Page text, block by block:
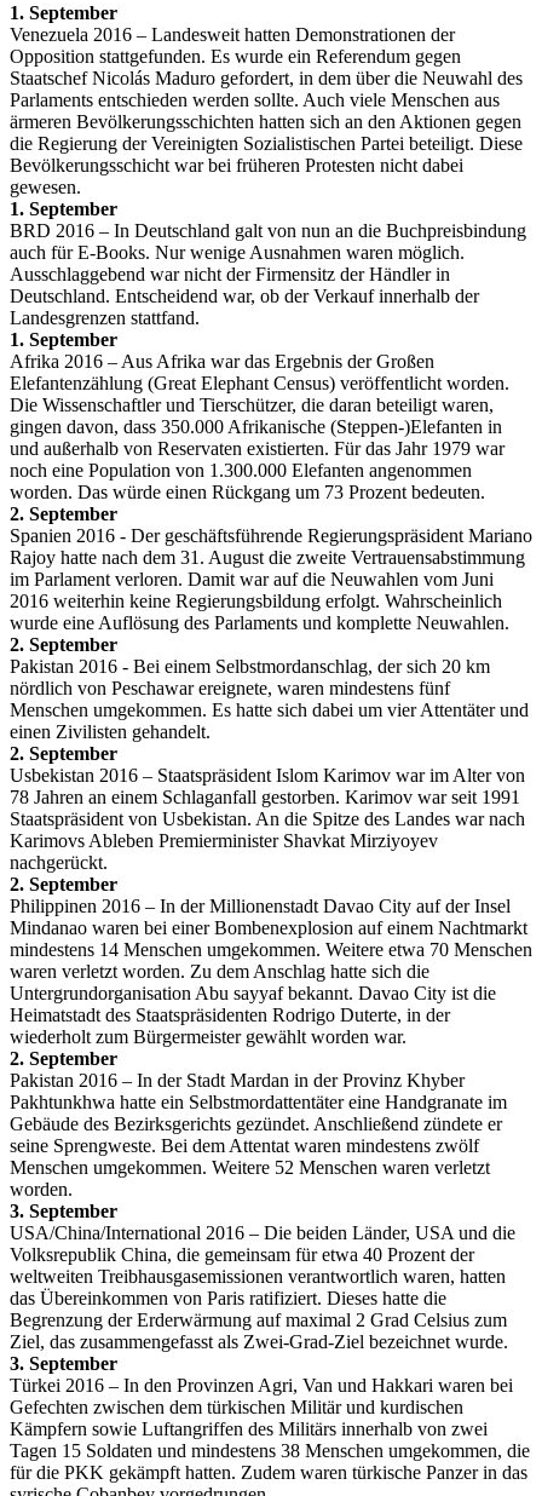
1. September
Venezuela 2016 – Landesweit hatten Demonstrationen der
Opposition stattgefunden. Es wurde ein Referendum gegen
Staatschef Nicolás Maduro gefordert, in dem über die Neuwahl des
Parlaments entschieden werden sollte. Auch viele Menschen aus
ärmeren Bevölkerungsschichten hatten sich an den Aktionen gegen
die Regierung der Vereinigten Sozialistischen Partei beteiligt. Diese
Bevölkerungsschicht war bei früheren Protesten nicht dabei
gewesen.
1. September
BRD 2016 – In Deutschland galt von nun an die Buchpreisbindung
auch für E-Books. Nur wenige Ausnahmen waren möglich.
Ausschlaggebend war nicht der Firmensitz der Händler in
Deutschland. Entscheidend war, ob der Verkauf innerhalb der
Landesgrenzen stattfand.
1. September
Afrika 2016 – Aus Afrika war das Ergebnis der Großen
Elefantenzählung (Great Elephant Census) veröffentlicht worden.
Die Wissenschaftler und Tierschützer, die daran beteiligt waren,
gingen davon, dass 350.000 Afrikanische (Steppen-)Elefanten in
und außerhalb von Reservaten existierten. Für das Jahr 1979 war
noch eine Population von 1.300.000 Elefanten angenommen
worden. Das würde einen Rückgang um 73 Prozent bedeuten.
2. September
Spanien 2016 - Der geschäftsführende Regierungspräsident Mariano
Rajoy hatte nach dem 31. August die zweite Vertrauensabstimmung
im Parlament verloren. Damit war auf die Neuwahlen vom Juni
2016 weiterhin keine Regierungsbildung erfolgt. Wahrscheinlich
wurde eine Auflösung des Parlaments und komplette Neuwahlen.
2. September
Pakistan 2016 - Bei einem Selbstmordanschlag, der sich 20 km
nördlich von Peschawar ereignete, waren mindestens fünf
Menschen umgekommen. Es hatte sich dabei um vier Attentäter und
einen Zivilisten gehandelt.
2. September
Usbekistan 2016 – Staatspräsident Islom Karimov war im Alter von
78 Jahren an einem Schlaganfall gestorben. Karimov war seit 1991
Staatspräsident von Usbekistan. An die Spitze des Landes war nach
Karimovs Ableben Premierminister Shavkat Mirziyoyev
nachgerückt.
2. September
Philippinen 2016 – In der Millionenstadt Davao City auf der Insel
Mindanao waren bei einer Bombenexplosion auf einem Nachtmarkt
mindestens 14 Menschen umgekommen. Weitere etwa 70 Menschen
waren verletzt worden. Zu dem Anschlag hatte sich die
Untergrundorganisation Abu sayyaf bekannt. Davao City ist die
Heimatstadt des Staatspräsidenten Rodrigo Duterte, in der
wiederholt zum Bürgermeister gewählt worden war.
2. September
Pakistan 2016 – In der Stadt Mardan in der Provinz Khyber
Pakhtunkhwa hatte ein Selbstmordattentäter eine Handgranate im
Gebäude des Bezirksgerichts gezündet. Anschließend zündete er
seine Sprengweste. Bei dem Attentat waren mindestens zwölf
Menschen umgekommen. Weitere 52 Menschen waren verletzt
worden.
3. September
USA/China/International 2016 – Die beiden Länder, USA und die
Volksrepublik China, die gemeinsam für etwa 40 Prozent der
weltweiten Treibhausgasemissionen verantwortlich waren, hatten
das Übereinkommen von Paris ratifiziert. Dieses hatte die
Begrenzung der Erderwärmung auf maximal 2 Grad Celsius zum
Ziel, das zusammengefasst als Zwei-Grad-Ziel bezeichnet wurde.
3. September
Türkei 2016 – In den Provinzen Agri, Van und Hakkari waren bei
Gefechten zwischen dem türkischen Militär und kurdischen
Kämpfern sowie Luftangriffen des Militärs innerhalb von zwei
Tagen 15 Soldaten und mindestens 38 Menschen umgekommen, die
für die PKK gekämpft hatten. Zudem waren türkische Panzer in das